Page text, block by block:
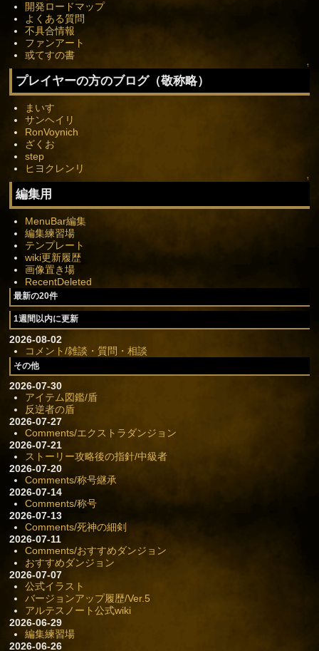
開発ロードマップ
よくある質問
不具合情報
ファンアート
或てすの書
↑
プレイヤーの方のブログ（敬称略）
まいす
サンヘイリ
RonVoynich
ざくお
step
ヒヨクレンリ
↑
編集用
MenuBar編集
編集練習場
テンプレート
wiki更新履歴
画像置き場
RecentDeleted
最新の20件
1週間以内に更新
2026-08-02
コメント/雑談・質問・相談
その他
2026-07-30
アイテム図鑑/盾
反逆者の盾
2026-07-27
Comments/エクストラダンジョン
2026-07-21
ストーリー攻略後の指針/中級者
2026-07-20
Comments/称号継承
2026-07-14
Comments/称号
2026-07-13
Comments/死神の細剣
2026-07-11
Comments/おすすめダンジョン
おすすめダンジョン
2026-07-07
公式イラスト
バージョンアップ履歴/Ver.5
アルテスノート公式wiki
2026-06-29
編集練習場
2026-06-26